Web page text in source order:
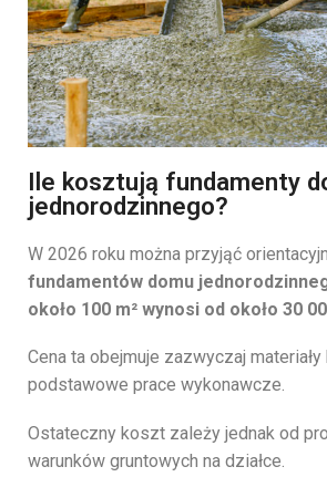
Ile kosztują fundamenty
jednorodzinnego?
W 2026 roku można przyjąć
fundamentów domu
około 100 m² wynosi od około 30
Cena ta obejmuje zazwyczaj materiały
podstawowe prace wykonawcze.
Ostateczny koszt zależy jednak od
warunków gruntowych na działce.